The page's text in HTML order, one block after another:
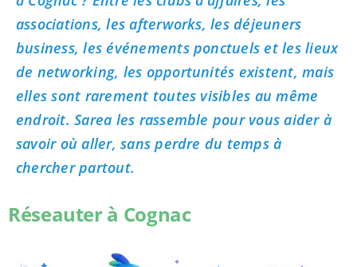
associations, les afterworks, les déjeuners
business, les événements ponctuels et les lieux
de networking, les opportunités existent, mais
elles sont rarement toutes visibles au même
endroit. Sarea les rassemble pour vous aider à
savoir où aller, sans perdre du temps à
chercher partout.
Réseauter à Cognac